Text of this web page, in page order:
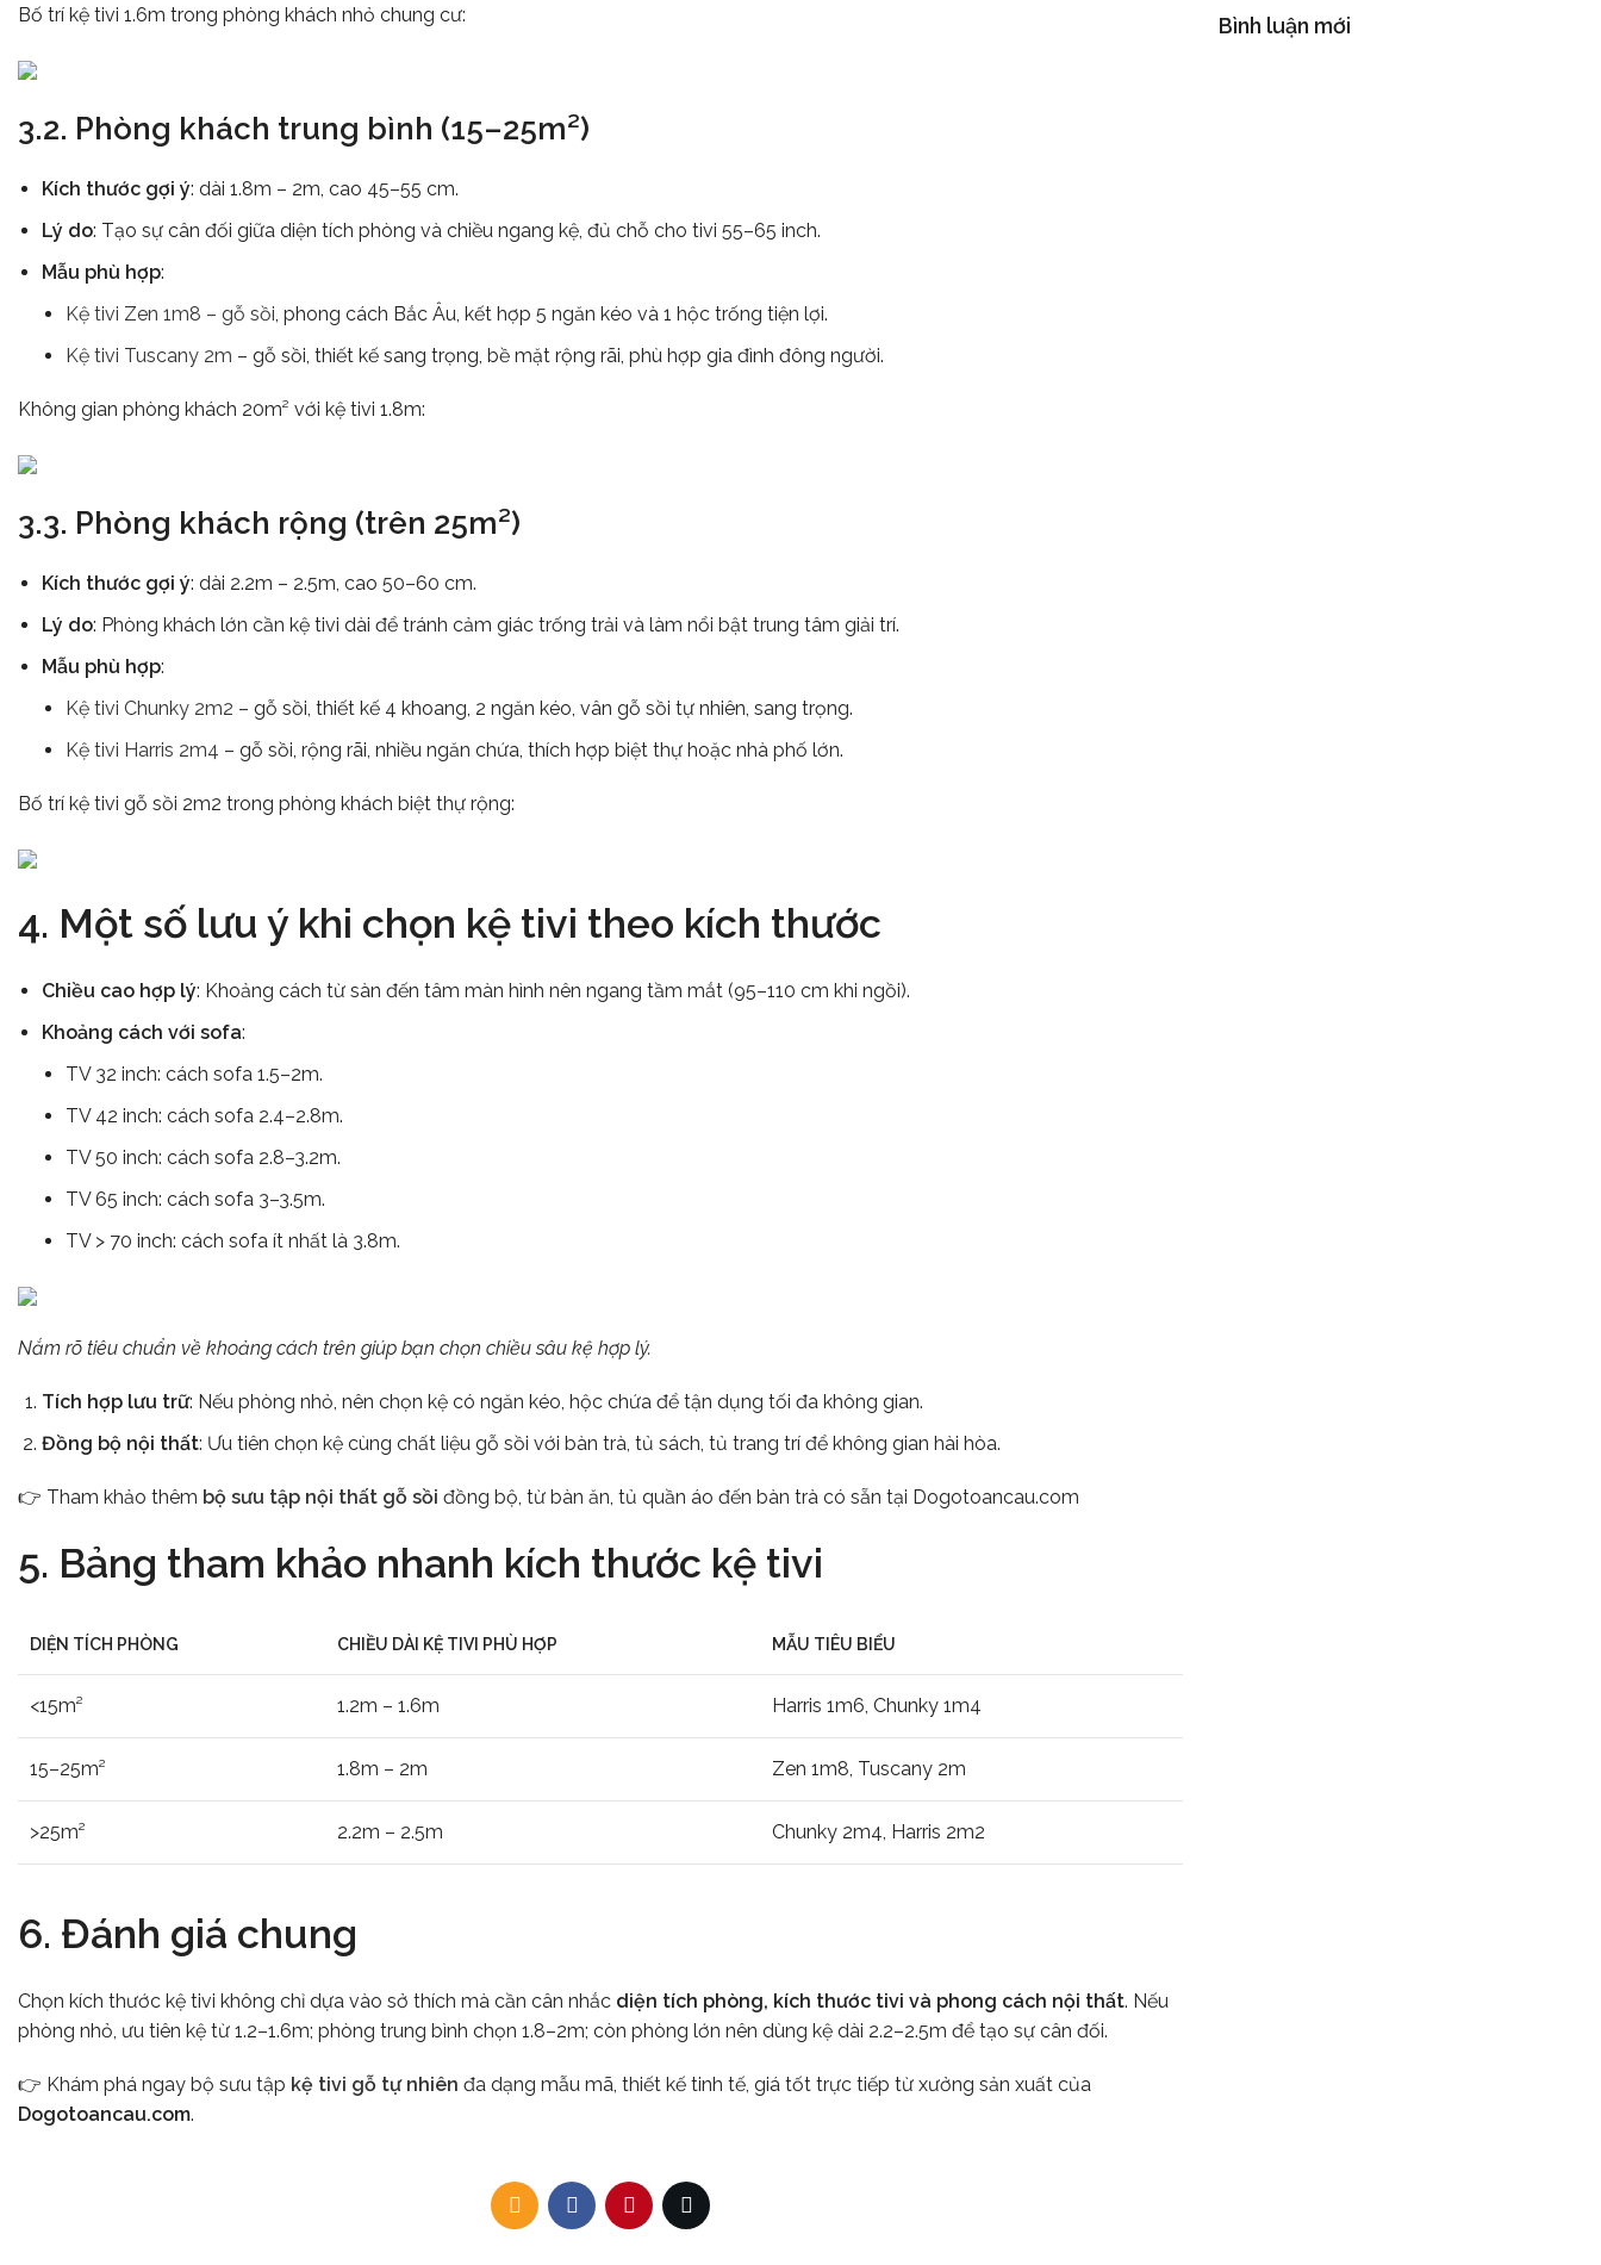
Bố trí kệ tivi 1.6m trong phòng khách nhỏ chung cư:
3.2. Phòng khách trung bình (15–25m²)
Kích thước gợi ý: dài 1.8m – 2m, cao 45–55 cm.
Lý do: Tạo sự cân đối giữa diện tích phòng và chiều ngang kệ, đủ chỗ cho tivi 55–65 inch.
Mẫu phù hợp:
Kệ tivi Zen 1m8 – gỗ sồi, phong cách Bắc Âu, kết hợp 5 ngăn kéo và 1 hộc trống tiện lợi.
Kệ tivi Tuscany 2m – gỗ sồi, thiết kế sang trọng, bề mặt rộng rãi, phù hợp gia đình đông người.
Không gian phòng khách 20m² với kệ tivi 1.8m:
3.3. Phòng khách rộng (trên 25m²)
Kích thước gợi ý: dài 2.2m – 2.5m, cao 50–60 cm.
Lý do: Phòng khách lớn cần kệ tivi dài để tránh cảm giác trống trải và làm nổi bật trung tâm giải trí.
Mẫu phù hợp:
Kệ tivi Chunky 2m2 – gỗ sồi, thiết kế 4 khoang, 2 ngăn kéo, vân gỗ sồi tự nhiên, sang trọng.
Kệ tivi Harris 2m4 – gỗ sồi, rộng rãi, nhiều ngăn chứa, thích hợp biệt thự hoặc nhà phố lớn.
Bố trí kệ tivi gỗ sồi 2m2 trong phòng khách biệt thự rộng:
4. Một số lưu ý khi chọn kệ tivi theo kích thước
Chiều cao hợp lý: Khoảng cách từ sàn đến tâm màn hình nên ngang tầm mắt (95–110 cm khi ngồi).
Khoảng cách với sofa:
TV 32 inch: cách sofa 1.5–2m.
TV 42 inch: cách sofa 2.4–2.8m.
TV 50 inch: cách sofa 2.8–3.2m.
TV 65 inch: cách sofa 3–3.5m.
TV > 70 inch: cách sofa ít nhất là 3.8m.
Nắm rõ tiêu chuẩn về khoảng cách trên giúp bạn chọn chiều sâu kệ hợp lý.
Tích hợp lưu trữ: Nếu phòng nhỏ, nên chọn kệ có ngăn kéo, hộc chứa để tận dụng tối đa không gian.
Đồng bộ nội thất: Ưu tiên chọn kệ cùng chất liệu gỗ sồi với bàn trà, tủ sách, tủ trang trí để không gian hài hòa.
👉 Tham khảo thêm bộ sưu tập nội thất gỗ sồi đồng bộ, từ bàn ăn, tủ quần áo đến bàn trà có sẵn tại Dogotoancau.com
5. Bảng tham khảo nhanh kích thước kệ tivi
DIỆN TÍCH PHÒNG CHIỀU DÀI KỆ TIVI PHÙ HỢP MẪU TIÊU BIỂU
<15m² 1.2m – 1.6m Harris 1m6, Chunky 1m4
15–25m² 1.8m – 2m Zen 1m8, Tuscany 2m
>25m² 2.2m – 2.5m Chunky 2m4, Harris 2m2
6. Đánh giá chung
Chọn kích thước kệ tivi không chỉ dựa vào sở thích mà cần cân nhắc diện tích phòng, kích thước tivi và phong cách nội thất. Nếu
phòng nhỏ, ưu tiên kệ từ 1.2–1.6m; phòng trung bình chọn 1.8–2m; còn phòng lớn nên dùng kệ dài 2.2–2.5m để tạo sự cân đối.
👉 Khám phá ngay bộ sưu tập kệ tivi gỗ tự nhiên đa dạng mẫu mã, thiết kế tinh tế, giá tốt trực tiếp từ xưởng sản xuất của
Dogotoancau.com.
Bình luận mới